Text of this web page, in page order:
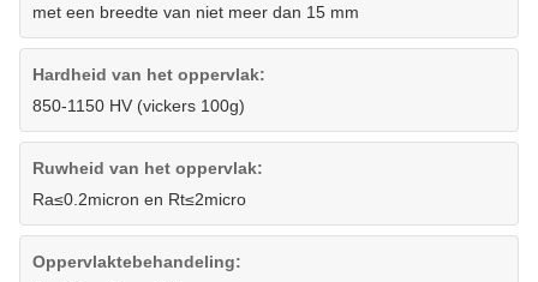
met een breedte van niet meer dan 15 mm
Hardheid van het oppervlak:
850-1150 HV (vickers 100g)
Ruwheid van het oppervlak:
Ra≤0.2micron en Rt≤2micro
Oppervlaktebehandeling: